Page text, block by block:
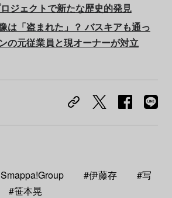
ジェクトで新たな歴史的発見
は「盗まれた」？ バスキアも通っ
の元従業員と現オーナーが対立
#伊藤存
#写
#笹本晃